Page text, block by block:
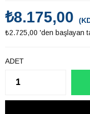
₺8.175,00
₺2.725,00 'den başlayan
ADET